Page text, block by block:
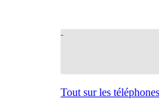
Tout sur les